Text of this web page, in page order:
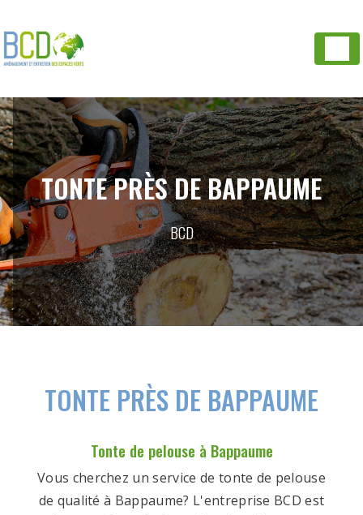
TONTE PRÈS DE BAPPAUME
BCD
TONTE PRÈS DE BAPPAUME
Tonte de pelouse à Bappaume
Vous cherchez un service de tonte de pelouse
de qualité à Bappaume? L'entreprise BCD est